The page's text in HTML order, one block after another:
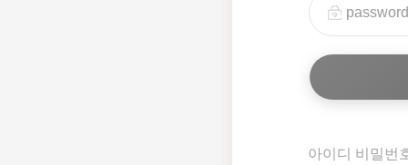
아이디 비밀번